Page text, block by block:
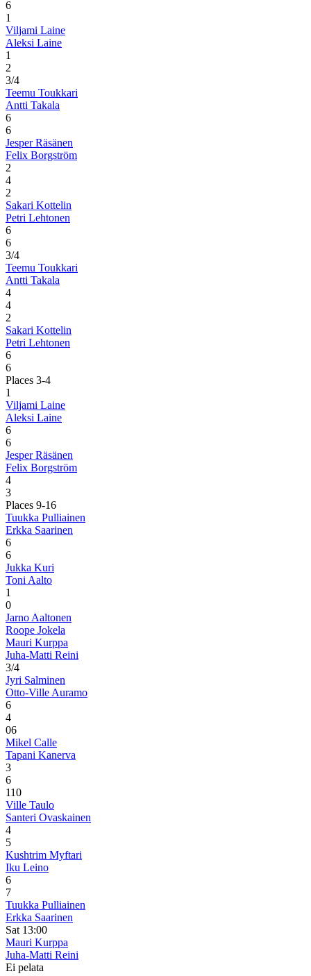
6
1
Viljami Laine
Aleksi Laine
1
2
3/4
Teemu Toukkari
Antti Takala
6
6
Jesper Räsänen
Felix Borgström
2
4
2
Sakari Kottelin
Petri Lehtonen
6
6
3/4
Teemu Toukkari
Antti Takala
4
4
2
Sakari Kottelin
Petri Lehtonen
6
6
Places 3-4
1
Viljami Laine
Aleksi Laine
6
6
Jesper Räsänen
Felix Borgström
4
3
Places 9-16
Tuukka Pulliainen
Erkka Saarinen
6
6
Jukka Kuri
Toni Aalto
1
0
Jarno Aaltonen
Roope Jokela
Mauri Kurppa
Juha-Matti Reini
3/4
Jyri Salminen
Otto-Ville Auramo
6
4
06
Mikel Calle
Tapani Kanerva
3
6
110
Ville Taulo
Santeri Ovaskainen
4
5
Kushtrim Myftari
Iku Leino
6
7
Tuukka Pulliainen
Erkka Saarinen
Sat 13:00
Mauri Kurppa
Juha-Matti Reini
Ei pelata